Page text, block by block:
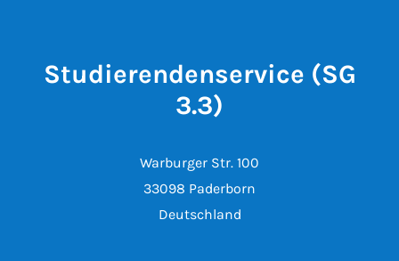
Studierendenservice (SG
3.3)
Warburger Str. 100
33098 Paderborn
Deutschland